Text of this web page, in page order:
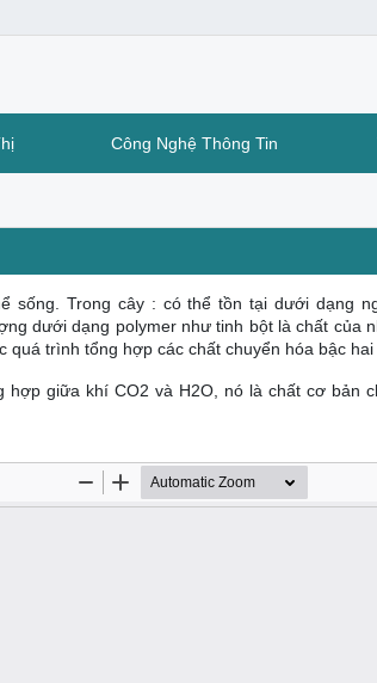
Công Nghệ Thông Tin
sống. Trong cây : có thể tồn tại dưới dạng
dưới dạng polymer như tinh bột là chất của
trình tổng hợp các chất chuyển hóa bậc hai
giữa khí CO2 và H2O, nó là chất cơ bản